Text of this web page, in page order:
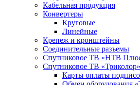
Кабельная продукция
Конвертеры
Круговые
Линейные
Крепеж и кронштейны
Соединительные разъемы
Спутниковое ТВ «НТВ
Спутниковое ТВ «Триколор»
Карты оплаты